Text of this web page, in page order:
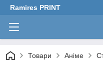
Ramires PRINT
Товари Аніме